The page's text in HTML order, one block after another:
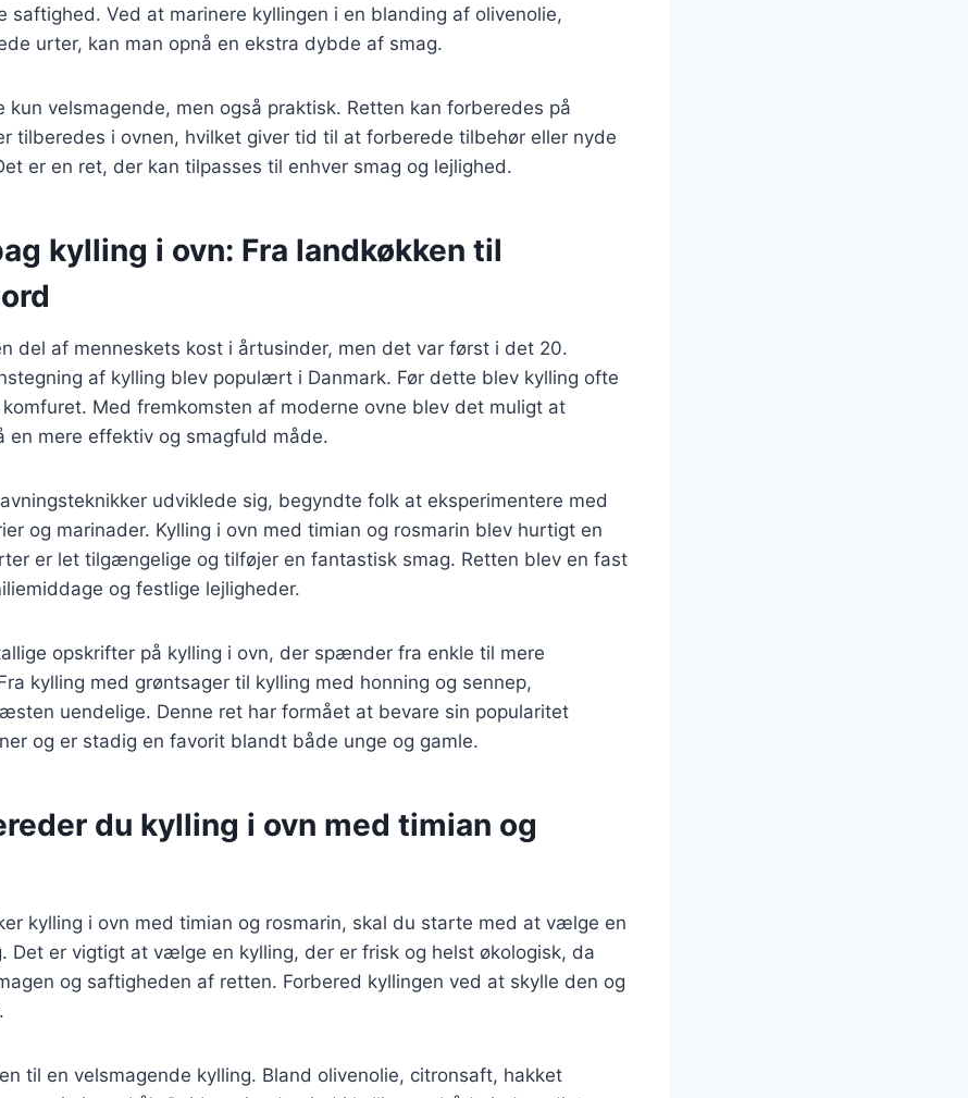
saftighed. Ved at marinere kyllingen i en blanding af olivenolie,
urter, kan man opnå en ekstra dybde af smag.
kun velsmagende, men også praktisk. Retten kan forberedes på
tilberedes i ovnen, hvilket giver tid til at forberede tilbehør eller nyde
er en ret, der kan tilpasses til enhver smag og lejlighed.
kylling i ovn: Fra landkøkken til
del af menneskets kost i årtusinder, men det var først i det 20.
af kylling blev populært i Danmark. Før dette blev kylling ofte
Med fremkomsten af moderne ovne blev det muligt at
en mere effektiv og smagfuld måde.
udviklede sig, begyndte folk at eksperimentere med
og marinader. Kylling i ovn med timian og rosmarin blev hurtigt en
er let tilgængelige og tilføjer en fantastisk smag. Retten blev en fast
og festlige lejligheder.
opskrifter på kylling i ovn, der spænder fra enkle til mere
kylling med grøntsager til kylling med honning og sennep,
uendelige. Denne ret har formået at bevare sin popularitet
og er stadig en favorit blandt både unge og gamle.
du kylling i ovn med timian og
kylling i ovn med timian og rosmarin, skal du starte med at vælge en
Det er vigtigt at vælge en kylling, der er frisk og helst økologisk, da
og saftigheden af retten. Forbered kyllingen ved at skylle den og
til en velsmagende kylling. Bland olivenolie, citronsaft, hakket